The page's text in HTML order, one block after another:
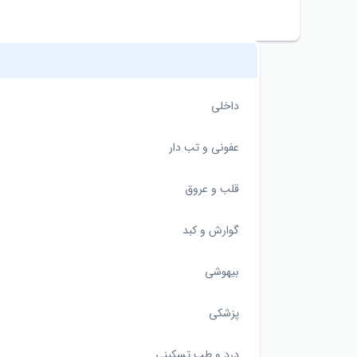
داخلی
عفونی و تب دار
قلب و عروق
گوارش و کبد
بیهوشی
پزشکی